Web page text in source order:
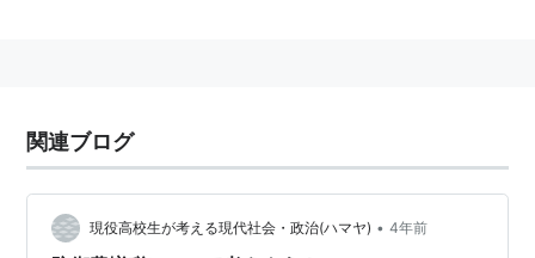
関連ブログ
現役高校生が考える現代社会・政治(ハマヤ) • 4年前